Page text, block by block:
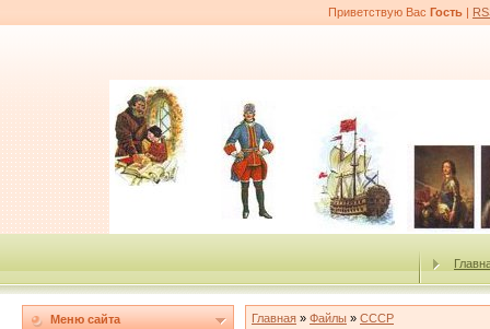
Приветствую Вас Гость |
Меню сайта Главная » Файлы » СССР